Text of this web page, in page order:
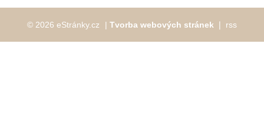
© 2026 eStránky.cz | Tvorba webových stránek rss